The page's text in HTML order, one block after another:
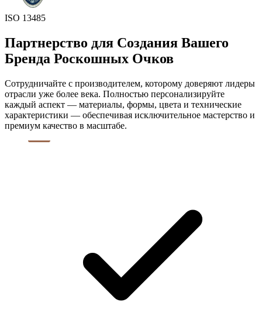
ISO 13485
Партнерство для Создания Вашего
Бренда Роскошных Очков
Сотрудничайте с производителем, которому доверяют лидеры
отрасли уже более века. Полностью персонализируйте
каждый аспект — материалы, формы, цвета и технические
характеристики — обеспечивая исключительное мастерство и
премиум качество в масштабе.